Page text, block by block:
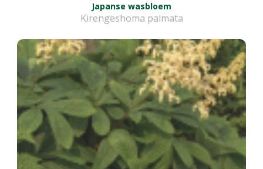
Japanse wasbloem
Kirengeshoma palmata